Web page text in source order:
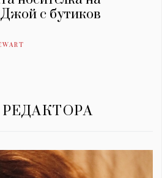
с бутиков